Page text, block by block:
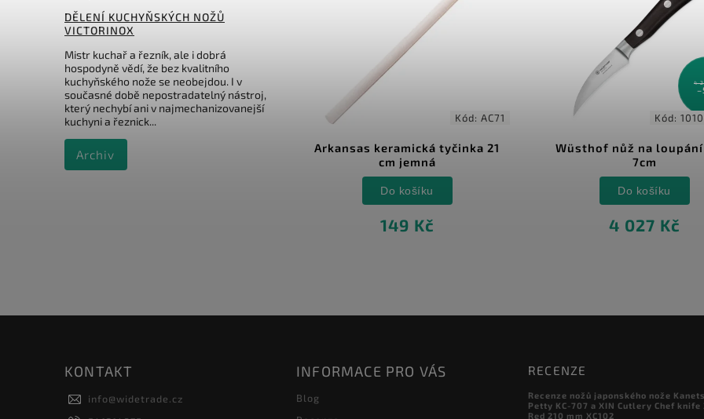
DĚLENÍ KUCHYŇSKÝCH NOŽŮ
VICTORINOX
Mistr kuchař a řezník, ale i dobrá
hospodyně vědí, že bez kvalitního
kuchyňského nože se neobejdou. I v
současné době nepostradatelný nástroj,
který nechybí ani v najmechanizovanejší
kuchyni a řeznick...
Archiv
TG1091
Taidea vodítko na broušení
Kód: AC71
Arkansas keramická tyčinka 21
cm jemná
149 Kč
Do košíku
4
Kód:
Wüsthof nůž na
7cm
4 027 Kč
Do košíku
KONTAKT
info@widetrade.cz
INFORMACE PRO VÁS
Blog
RECENZE
Recenze nožů japonského nože
Petty KC-707 a XIN Cutlery Chef knife
Red 210 mm XC102